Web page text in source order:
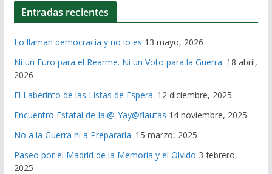
Entradas recientes
Lo llaman democracia y no lo es 13 mayo, 2026
Ni un Euro para el Rearme. Ni un Voto para la Guerra. 18 abril,
2026
El Laberinto de las Listas de Espera. 12 diciembre, 2025
Encuentro Estatal de Iai@-Yay@flautas 14 noviembre, 2025
No a la Guerra ni a Prepararla. 15 marzo, 2025
Paseo por el Madrid de la Memoria y el Olvido 3 febrero,
2025